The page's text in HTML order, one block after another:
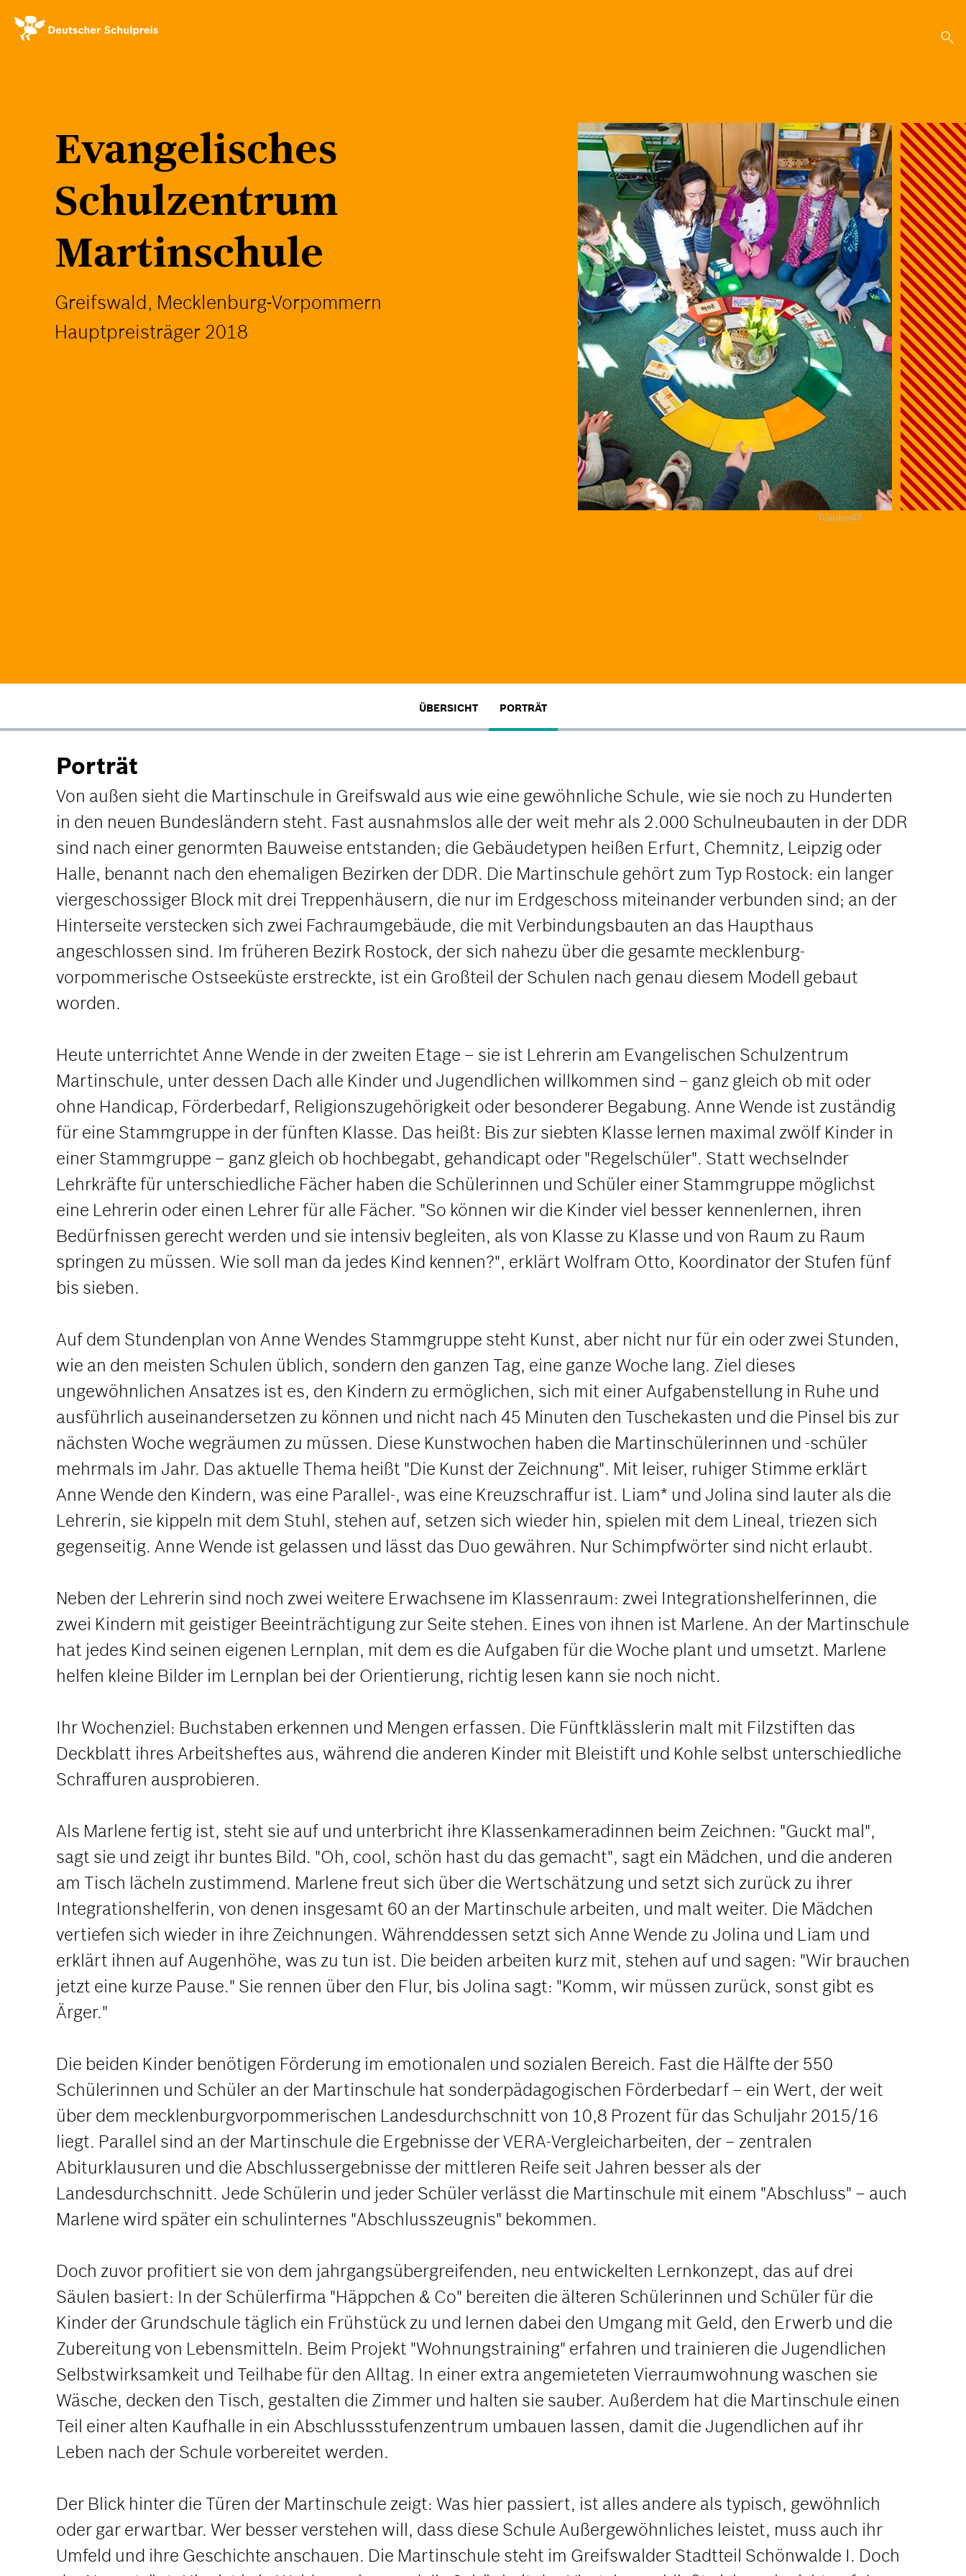
zum
Inhalt
Evangelisches
Schulzentrum
Martinschule
Greifswald, Mecklenburg-Vorpommern
Hauptpreisträger 2018
Traube47
ÜBERSICHT PORTRÄT
Porträt
Von außen sieht die Martinschule in Greifswald aus wie eine gewöhnliche Schule, wie sie noch zu Hunderten
in den neuen Bundesländern steht. Fast ausnahmslos alle der weit mehr als 2.000 Schulneubauten in der DDR
sind nach einer genormten Bauweise entstanden; die Gebäudetypen heißen Erfurt, Chemnitz, Leipzig oder
Halle, benannt nach den ehemaligen Bezirken der DDR. Die Martinschule gehört zum Typ Rostock: ein langer
viergeschossiger Block mit drei Treppenhäusern, die nur im Erdgeschoss miteinander verbunden sind; an der
Hinterseite verstecken sich zwei Fachraumgebäude, die mit Verbindungsbauten an das Haupthaus
angeschlossen sind. Im früheren Bezirk Rostock, der sich nahezu über die gesamte mecklenburg-
vorpommerische Ostseeküste erstreckte, ist ein Großteil der Schulen nach genau diesem Modell gebaut
worden.
Heute unterrichtet Anne Wende in der zweiten Etage – sie ist Lehrerin am Evangelischen Schulzentrum
Martinschule, unter dessen Dach alle Kinder und Jugendlichen willkommen sind – ganz gleich ob mit oder
ohne Handicap, Förderbedarf, Religionszugehörigkeit oder besonderer Begabung. Anne Wende ist zuständig
für eine Stammgruppe in der fünften Klasse. Das heißt: Bis zur siebten Klasse lernen maximal zwölf Kinder in
einer Stammgruppe – ganz gleich ob hochbegabt, gehandicapt oder "Regelschüler". Statt wechselnder
Lehrkräfte für unterschiedliche Fächer haben die Schülerinnen und Schüler einer Stammgruppe möglichst
eine Lehrerin oder einen Lehrer für alle Fächer. "So können wir die Kinder viel besser kennenlernen, ihren
Bedürfnissen gerecht werden und sie intensiv begleiten, als von Klasse zu Klasse und von Raum zu Raum
springen zu müssen. Wie soll man da jedes Kind kennen?", erklärt Wolfram Otto, Koordinator der Stufen fünf
bis sieben.
Auf dem Stundenplan von Anne Wendes Stammgruppe steht Kunst, aber nicht nur für ein oder zwei Stunden,
wie an den meisten Schulen üblich, sondern den ganzen Tag, eine ganze Woche lang. Ziel dieses
ungewöhnlichen Ansatzes ist es, den Kindern zu ermöglichen, sich mit einer Aufgabenstellung in Ruhe und
ausführlich auseinandersetzen zu können und nicht nach 45 Minuten den Tuschekasten und die Pinsel bis zur
nächsten Woche wegräumen zu müssen. Diese Kunstwochen haben die Martinschülerinnen und -schüler
mehrmals im Jahr. Das aktuelle Thema heißt "Die Kunst der Zeichnung". Mit leiser, ruhiger Stimme erklärt
Anne Wende den Kindern, was eine Parallel-, was eine Kreuzschraffur ist. Liam* und Jolina sind lauter als die
Lehrerin, sie kippeln mit dem Stuhl, stehen auf, setzen sich wieder hin, spielen mit dem Lineal, triezen sich
gegenseitig. Anne Wende ist gelassen und lässt das Duo gewähren. Nur Schimpfwörter sind nicht erlaubt.
Neben der Lehrerin sind noch zwei weitere Erwachsene im Klassenraum: zwei Integrationshelferinnen, die
zwei Kindern mit geistiger Beeinträchtigung zur Seite stehen. Eines von ihnen ist Marlene. An der Martinschule
hat jedes Kind seinen eigenen Lernplan, mit dem es die Aufgaben für die Woche plant und umsetzt. Marlene
helfen kleine Bilder im Lernplan bei der Orientierung, richtig lesen kann sie noch nicht.
Ihr Wochenziel: Buchstaben erkennen und Mengen erfassen. Die Fünftklässlerin malt mit Filzstiften das
Deckblatt ihres Arbeitsheftes aus, während die anderen Kinder mit Bleistift und Kohle selbst unterschiedliche
Schraffuren ausprobieren.
Als Marlene fertig ist, steht sie auf und unterbricht ihre Klassenkameradinnen beim Zeichnen: "Guckt mal",
sagt sie und zeigt ihr buntes Bild. "Oh, cool, schön hast du das gemacht", sagt ein Mädchen, und die anderen
am Tisch lächeln zustimmend. Marlene freut sich über die Wertschätzung und setzt sich zurück zu ihrer
Integrationshelferin, von denen insgesamt 60 an der Martinschule arbeiten, und malt weiter. Die Mädchen
vertiefen sich wieder in ihre Zeichnungen. Währenddessen setzt sich Anne Wende zu Jolina und Liam und
erklärt ihnen auf Augenhöhe, was zu tun ist. Die beiden arbeiten kurz mit, stehen auf und sagen: "Wir brauchen
jetzt eine kurze Pause." Sie rennen über den Flur, bis Jolina sagt: "Komm, wir müssen zurück, sonst gibt es
Ärger."
Die beiden Kinder benötigen Förderung im emotionalen und sozialen Bereich. Fast die Hälfte der 550
Schülerinnen und Schüler an der Martinschule hat sonderpädagogischen Förderbedarf – ein Wert, der weit
über dem mecklenburgvorpommerischen Landesdurchschnitt von 10,8 Prozent für das Schuljahr 2015/16
liegt. Parallel sind an der Martinschule die Ergebnisse der VERA-Vergleicharbeiten, der – zentralen
Abiturklausuren und die Abschlussergebnisse der mittleren Reife seit Jahren besser als der
Landesdurchschnitt. Jede Schülerin und jeder Schüler verlässt die Martinschule mit einem "Abschluss" – auch
Marlene wird später ein schulinternes "Abschlusszeugnis" bekommen.
Doch zuvor profitiert sie von dem jahrgangsübergreifenden, neu entwickelten Lernkonzept, das auf drei
Säulen basiert: In der Schülerfirma "Häppchen & Co" bereiten die älteren Schülerinnen und Schüler für die
Kinder der Grundschule täglich ein Frühstück zu und lernen dabei den Umgang mit Geld, den Erwerb und die
Zubereitung von Lebensmitteln. Beim Projekt "Wohnungstraining" erfahren und trainieren die Jugendlichen
Selbstwirksamkeit und Teilhabe für den Alltag. In einer extra angemieteten Vierraumwohnung waschen sie
Wäsche, decken den Tisch, gestalten die Zimmer und halten sie sauber. Außerdem hat die Martinschule einen
Teil einer alten Kaufhalle in ein Abschlussstufenzentrum umbauen lassen, damit die Jugendlichen auf ihr
Leben nach der Schule vorbereitet werden.
Der Blick hinter die Türen der Martinschule zeigt: Was hier passiert, ist alles andere als typisch, gewöhnlich
oder gar erwartbar. Wer besser verstehen will, dass diese Schule Außergewöhnliches leistet, muss auch ihr
Umfeld und ihre Geschichte anschauen. Die Martinschule steht im Greifswalder Stadtteil Schönwalde I. Doch